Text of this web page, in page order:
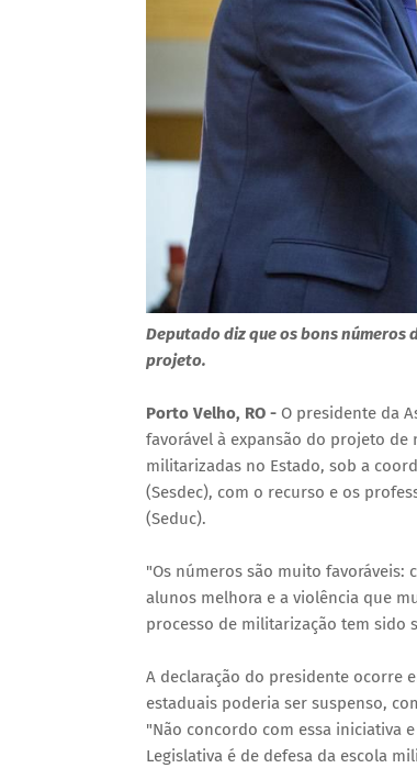
Deputado diz que os bons
projeto.
Porto Velho, RO - O presidente da
favorável à expansão do projeto de
militarizadas no Estado, sob a
(Sesdec), com o recurso e os
(Seduc).
"Os números são muito favoráveis:
alunos melhora e a violência que
processo de militarização tem sido
A declaração do presidente ocorre
estaduais poderia ser suspenso,
"Não concordo com essa iniciativa
Legislativa é de defesa da escola